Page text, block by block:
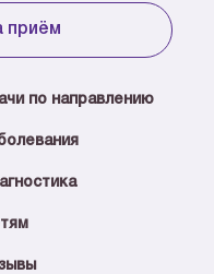
по направлению
приём